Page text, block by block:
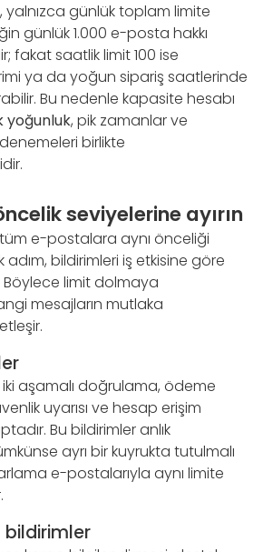
yalnızca günlük toplam limite
günlük 1.000 e-posta hakkı
fakat saatlik limit 100 ise
ya da yoğun sipariş saatlerinde
Bu nedenle kapasite hesabı
yoğunluk, pik zamanlar ve
birlikte
seviyelerine ayırın
e-postalara aynı önceliği
adım, bildirimleri iş etkisine göre
Böylece limit dolmaya
mesajların mutlaka
iki aşamalı doğrulama, ödeme
uyarısı ve hesap erişim
Bu bildirimler anlık
ayrı bir kuyrukta tutulmalı
e-postalarıyla aynı limite
bildirimler